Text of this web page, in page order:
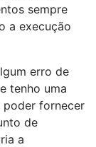
sempre
a execução
erro de
tenho uma
poder fornecer
de
a